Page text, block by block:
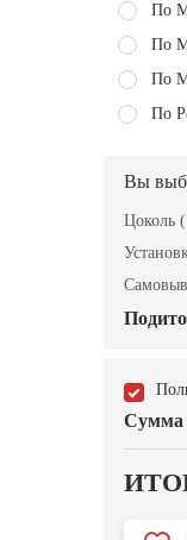
По
По
По
По
Вы
Цоколь
Сумма